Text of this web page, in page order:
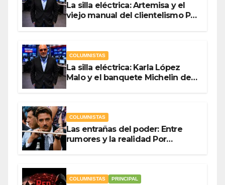
La silla eléctrica: Artemisa y el
viejo manual del clientelismo Por
COLUMNISTAS
La silla eléctrica: Karla López
Malo y el banquete Michelin del
COLUMNISTAS
Las entrañas del poder: Entre
rumores y la realidad Por
COLUMNISTAS PRINCIPAL